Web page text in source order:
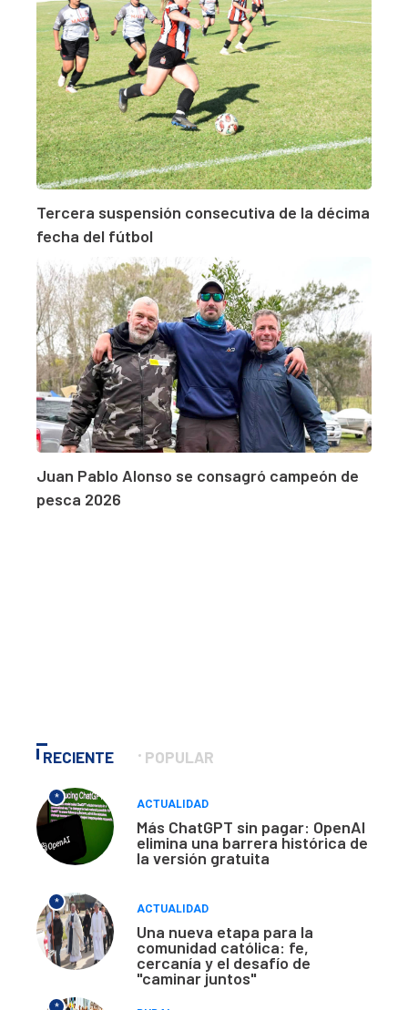
Tercera suspensión consecutiva de la décima
fecha del fútbol
Juan Pablo Alonso se consagró campeón de
pesca 2026
RECIENTE POPULAR
*
ACTUALIDAD
Más ChatGPT sin pagar: OpenAI
elimina una barrera histórica de
la versión gratuita
*
ACTUALIDAD
Una nueva etapa para la
comunidad católica: fe,
cercanía y el desafío de
"caminar juntos"
*